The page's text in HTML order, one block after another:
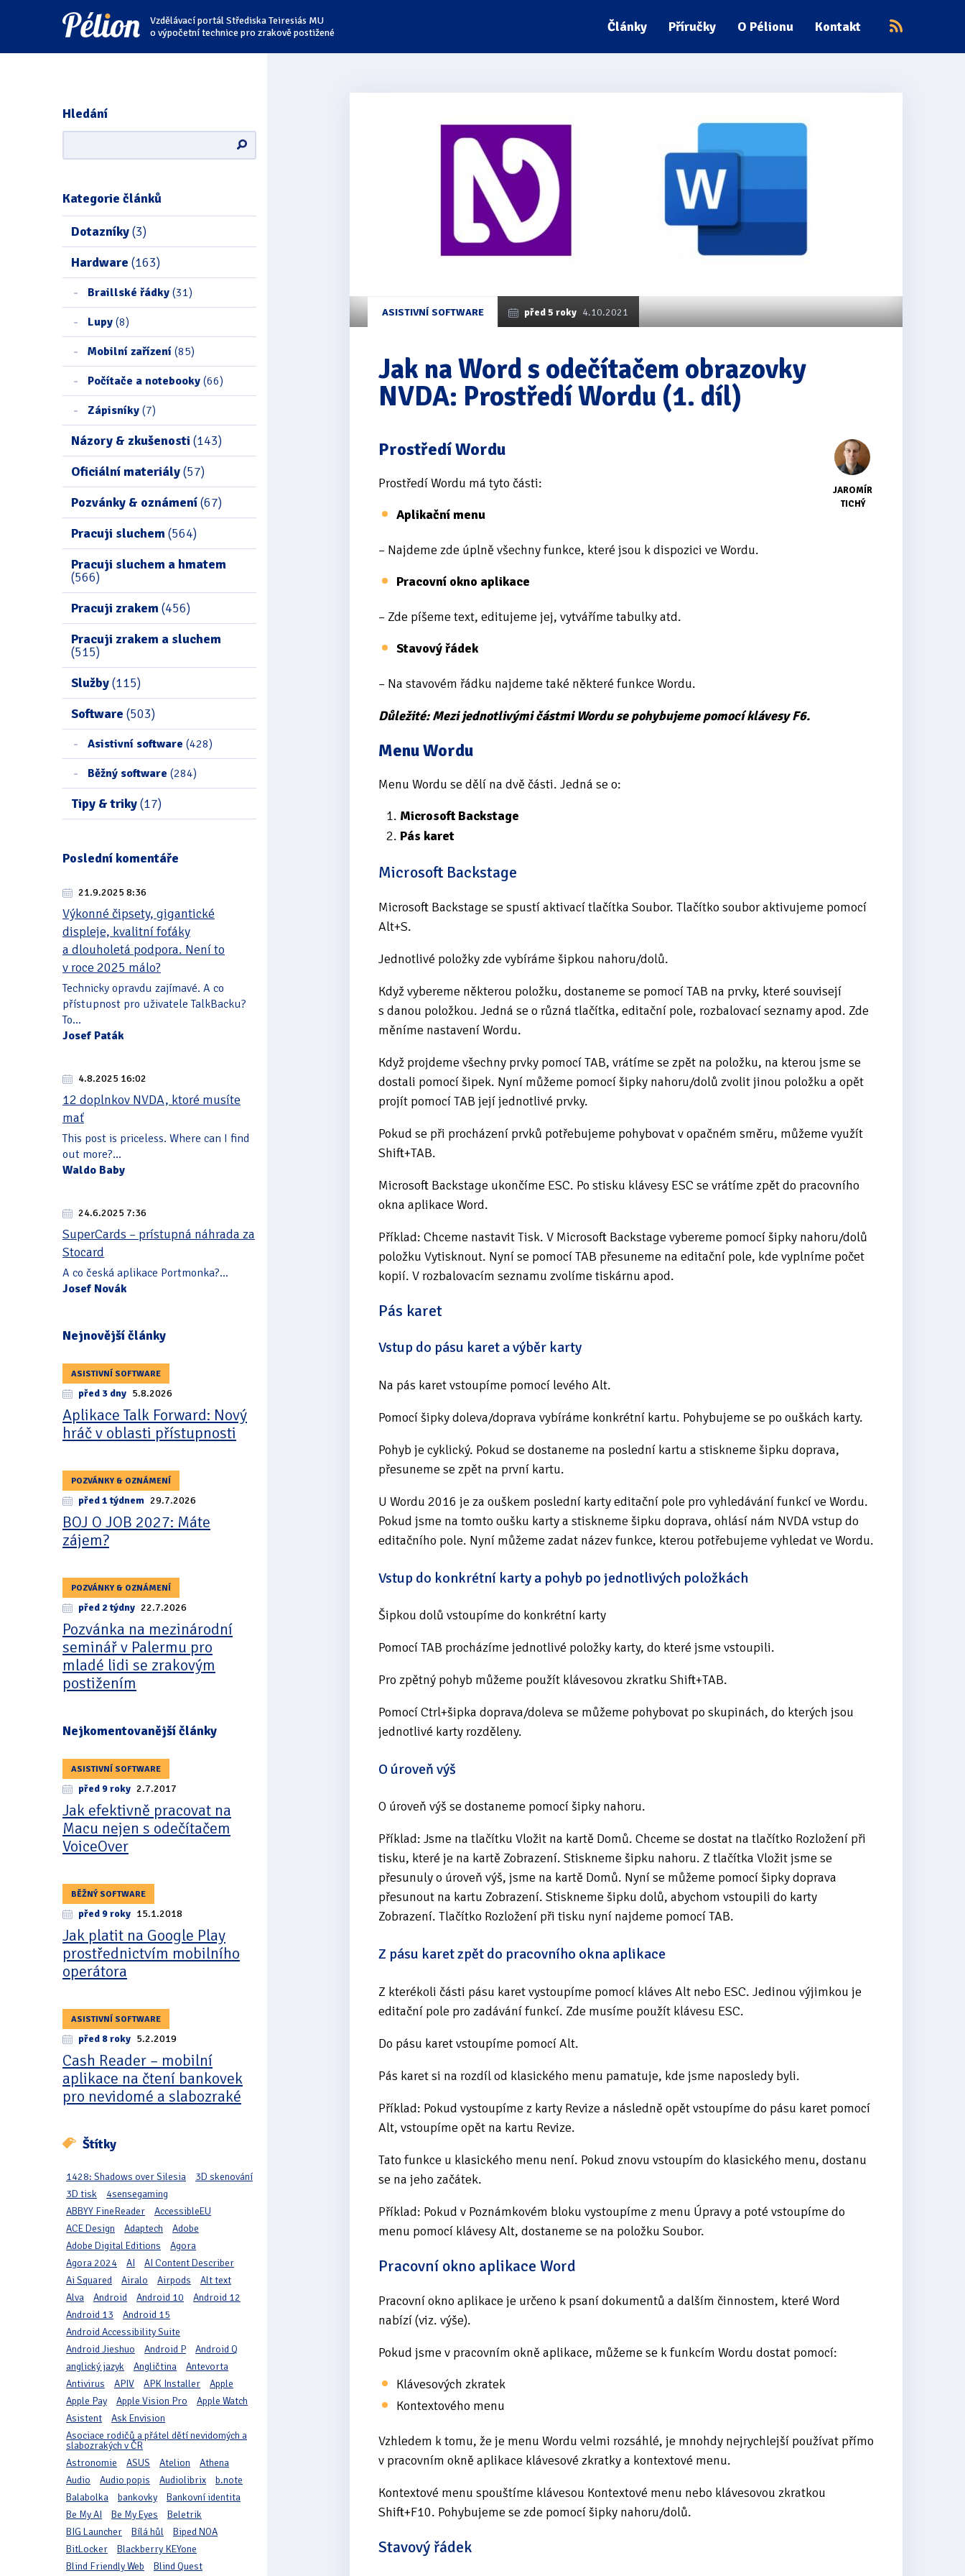
Přejít
na
štítky
Přejít
na
kategorie
Přejít
na
obsah
Vzdělávací portál Střediska Teiresiás MU
o výpočetní technice pro zrakově postižené
Články Příručky O Pélionu Kontakt
Hledání
Kategorie článků
Dotazníky(3)
Hardware (163)
Braillské řádky (31)
Lupy (8)
Mobilní zařízení (85)
Počítače a notebooky (66)
Zápisníky (7)
Názory & zkušenosti (143)
Oficiální materiály(57)
Pozvánky & oznámení(67)
Pracuji sluchem(564)
Pracuji sluchem a hmatem
(566)
Pracuji zrakem(456)
Pracuji zrakem a sluchem
(515)
Služby(115)
Software (503)
Asistivní software (428)
Běžný software (284)
Tipy & triky(17)
Poslední komentáře
21.9.2025 8:36
Výkonné čipsety, gigantické
displeje, kvalitní foťáky
a dlouholetá podpora. Není to
v roce 2025 málo?
Technicky opravdu zajímavé. A co
přístupnost pro uživatele TalkBacku?
To...
Josef Paták
4.8.2025 16:02
12 doplnkov NVDA, ktoré musíte
mať
This post is priceless. Where can I find
out more?...
Waldo Baby
24.6.2025 7:36
SuperCards – prístupná náhrada za
Stocard
A co česká aplikace Portmonka?...
Josef Novák
Nejnovější články
ASISTIVNÍ SOFTWARE
před 3 dny 5.8.2026
Aplikace Talk Forward: Nový
hráč v oblasti přístupnosti
POZVÁNKY & OZNÁMENÍ
před 1 týdnem 29.7.2026
BOJ O JOB 2027: Máte
zájem?
POZVÁNKY & OZNÁMENÍ
před 2 týdny 22.7.2026
Pozvánka na mezinárodní
seminář v Palermu pro
mladé lidi se zrakovým
postižením
Nejkomentovanější články
ASISTIVNÍ SOFTWARE
před 9 roky 2.7.2017
Jak efektivně pracovat na
Macu nejen s odečítačem
VoiceOver
BĚŽNÝ SOFTWARE
před 9 roky 15.1.2018
Jak platit na Google Play
prostřednictvím mobilního
operátora
ASISTIVNÍ SOFTWARE
před 8 roky 5.2.2019
Cash Reader – mobilní
aplikace na čtení bankovek
pro nevidomé a slabozraké
Štítky
1428: Shadows over Silesia
3D skenování
3D tisk
4sensegaming
ABBYY FineReader
AccessibleEU
ACE Design
Adaptech
Adobe
Adobe Digital Editions
Agora
Agora 2024
AI
AI Content Describer
Ai Squared
Airalo Airpods
Alt text
Alva
Android Android 10
Android 12
Android 13
Android 15
Android Accessibility Suite
Android Jieshuo
Android P
Android Q
anglický jazyk
Angličtina
Antevorta
Antivirus
APIV APK Installer
Apple
Apple Pay
Apple Vision Pro
Apple Watch
Asistent
Ask Envision
Asociace rodičů a přátel dětí nevidomých a
slabozrakých v ČR
Astronomie
ASUS Atelion
Athena
Audio
Audio popis Audiolibrix
b.note
Balabolka
bankovky
Bankovní identita
Be My AI
Be My Eyes
Beletrik
BIG Launcher
Bílá hůl
Biped NOA
BitLocker
Blackberry KEYone
Blind Friendly Web
Blind Quest
ASISTIVNÍ SOFTWARE před 5 roky 4.10.2021
Jak na Word s odečítačem obrazovky
NVDA: Prostředí Wordu (1. díl)
JAROMÍR
TICHÝ
Prostředí Wordu
Prostředí Wordu má tyto části:
Aplikační menu
– Najdeme zde úplně všechny funkce, které jsou k dispozici ve Wordu.
Pracovní okno aplikace
– Zde píšeme text, editujeme jej, vytváříme tabulky atd.
Stavový řádek
– Na stavovém řádku najdeme také některé funkce Wordu.
Důležité: Mezi jednotlivými částmi Wordu se pohybujeme pomocí klávesy F6.
Menu Wordu
Menu Wordu se dělí na dvě části. Jedná se o:
Microsoft Backstage
Pás karet
Microsoft Backstage
Microsoft Backstage se spustí aktivací tlačítka Soubor. Tlačítko soubor aktivujeme pomocí
Alt+S.
Jednotlivé položky zde vybíráme šipkou nahoru/dolů.
Když vybereme některou položku, dostaneme se pomocí TAB na prvky, které souvisejí
s danou položkou. Jedná se o různá tlačítka, editační pole, rozbalovací seznamy apod. Zde
měníme nastavení Wordu.
Když projdeme všechny prvky pomocí TAB, vrátíme se zpět na položku, na kterou jsme se
dostali pomocí šipek. Nyní můžeme pomocí šipky nahoru/dolů zvolit jinou položku a opět
projít pomocí TAB její jednotlivé prvky.
Pokud se při procházení prvků potřebujeme pohybovat v opačném směru, můžeme využít
Shift+TAB.
Microsoft Backstage ukončíme ESC. Po stisku klávesy ESC se vrátíme zpět do pracovního
okna aplikace Word.
Příklad: Chceme nastavit Tisk. V Microsoft Backstage vybereme pomocí šipky nahoru/dolů
položku Vytisknout. Nyní se pomocí TAB přesuneme na editační pole, kde vyplníme počet
kopií. V rozbalovacím seznamu zvolíme tiskárnu apod.
Pás karet
Vstup do pásu karet a výběr karty
Na pás karet vstoupíme pomocí levého Alt.
Pomocí šipky doleva/doprava vybíráme konkrétní kartu. Pohybujeme se po ouškách karty.
Pohyb je cyklický. Pokud se dostaneme na poslední kartu a stiskneme šipku doprava,
přesuneme se zpět na první kartu.
U Wordu 2016 je za ouškem poslední karty editační pole pro vyhledávání funkcí ve Wordu.
Pokud jsme na tomto oušku karty a stiskneme šipku doprava, ohlásí nám NVDA vstup do
editačního pole. Nyní můžeme zadat název funkce, kterou potřebujeme vyhledat ve Wordu.
Vstup do konkrétní karty a pohyb po jednotlivých položkách
Šipkou dolů vstoupíme do konkrétní karty
Pomocí TAB procházíme jednotlivé položky karty, do které jsme vstoupili.
Pro zpětný pohyb můžeme použít klávesovou zkratku Shift+TAB.
Pomocí Ctrl+šipka doprava/doleva se můžeme pohybovat po skupinách, do kterých jsou
jednotlivé karty rozděleny.
O úroveň výš
O úroveň výš se dostaneme pomocí šipky nahoru.
Příklad: Jsme na tlačítku Vložit na kartě Domů. Chceme se dostat na tlačítko Rozložení při
tisku, které je na kartě Zobrazení. Stiskneme šipku nahoru. Z tlačítka Vložit jsme se
přesunuly o úroveň výš, jsme na kartě Domů. Nyní se můžeme pomocí šipky doprava
přesunout na kartu Zobrazení. Stiskneme šipku dolů, abychom vstoupili do karty
Zobrazení. Tlačítko Rozložení při tisku nyní najdeme pomocí TAB.
Z pásu karet zpět do pracovního okna aplikace
Z kterékoli části pásu karet vystoupíme pomocí kláves Alt nebo ESC. Jedinou výjimkou je
editační pole pro zadávání funkcí. Zde musíme použít klávesu ESC.
Do pásu karet vstoupíme pomocí Alt.
Pás karet si na rozdíl od klasického menu pamatuje, kde jsme naposledy byli.
Příklad: Pokud vystoupíme z karty Revize a následně opět vstoupíme do pásu karet pomocí
Alt, vstoupíme opět na kartu Revize.
Tato funkce u klasického menu není. Pokud znovu vstoupím do klasického menu, dostanu
se na jeho začátek.
Příklad: Pokud v Poznámkovém bloku vystoupíme z menu Úpravy a poté vstoupíme do
menu pomocí klávesy Alt, dostaneme se na položku Soubor.
Pracovní okno aplikace Word
Pracovní okno aplikace je určeno k psaní dokumentů a dalším činnostem, které Word
nabízí (viz. výše).
Pokud jsme v pracovním okně aplikace, můžeme se k funkcím Wordu dostat pomocí:
Klávesových zkratek
Kontextového menu
Vzhledem k tomu, že je menu Wordu velmi rozsáhlé, je mnohdy nejrychlejší používat přímo
v pracovním okně aplikace klávesové zkratky a kontextové menu.
Kontextové menu spouštíme klávesou Kontextové menu nebo klávesovou zkratkou
Shift+F10. Pohybujeme se zde pomocí šipky nahoru/dolů.
Stavový řádek